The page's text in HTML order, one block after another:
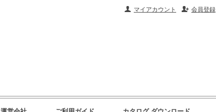
会員登録
マイアカウント